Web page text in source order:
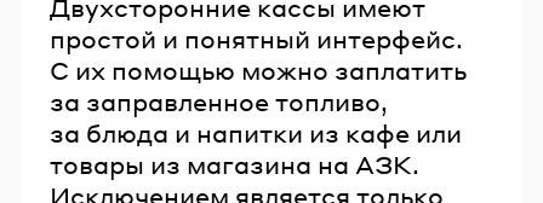
Двухсторонние кассы имеют
простой и понятный интерфейс.
С их помощью можно заплатить
за заправленное топливо,
за блюда и напитки из кафе или
товары из магазина на АЗК.
Исключением является только